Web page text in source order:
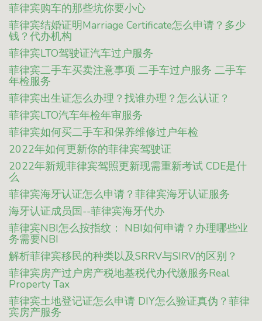
菲律宾购车的那些坑你要小心
菲律宾结婚证明Marriage Certificate怎么申请？多少
钱？代办机构
菲律宾LTO驾驶证汽车过户服务
菲律宾二手车买卖注意事项 二手车过户服务 二手车
年检服务
菲律宾出生证怎么办理？找谁办理？怎么认证？
菲律宾LTO汽车年检年审服务
菲律宾如何买二手车和保养维修过户年检
2022年如何更新你的菲律宾驾驶证
2022年新规菲律宾驾照更新现需重新考试 CDE是什
么
菲律宾海牙认证怎么申请？菲律宾海牙认证服务
海牙认证成员国--菲律宾海牙代办
菲律宾NBI怎么按指纹： NBI如何申请？办理哪些业
务需要NBI
解析菲律宾移民的种类以及SRRV与SIRV的区别？
菲律宾房产过户房产税地基税代办代缴服务Real
Property Tax
菲律宾土地登记证怎么申请 DIY怎么验证真伪？菲律
宾房产服务